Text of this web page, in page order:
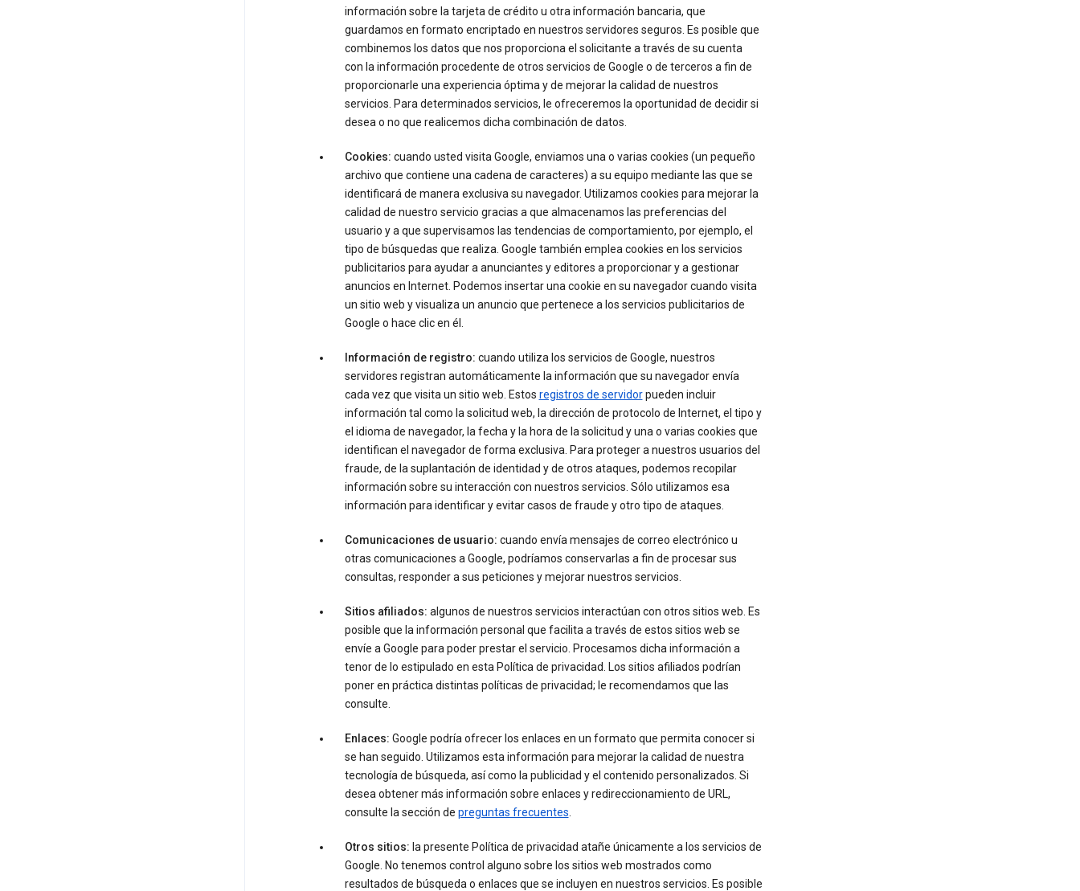
información sobre la tarjeta de crédito u otra información bancaria, que
guardamos en formato encriptado en nuestros servidores seguros. Es posible que
combinemos los datos que nos proporciona el solicitante a través de su cuenta
con la información procedente de otros servicios de Google o de terceros a fin de
proporcionarle una experiencia óptima y de mejorar la calidad de nuestros
servicios. Para determinados servicios, le ofreceremos la oportunidad de decidir si
desea o no que realicemos dicha combinación de datos.
Cookies: cuando usted visita Google, enviamos una o varias cookies (un pequeño
archivo que contiene una cadena de caracteres) a su equipo mediante las que se
identificará de manera exclusiva su navegador. Utilizamos cookies para mejorar la
calidad de nuestro servicio gracias a que almacenamos las preferencias del
usuario y a que supervisamos las tendencias de comportamiento, por ejemplo, el
tipo de búsquedas que realiza. Google también emplea cookies en los servicios
publicitarios para ayudar a anunciantes y editores a proporcionar y a gestionar
anuncios en Internet. Podemos insertar una cookie en su navegador cuando visita
un sitio web y visualiza un anuncio que pertenece a los servicios publicitarios de
Google o hace clic en él.
Información de registro: cuando utiliza los servicios de Google, nuestros
servidores registran automáticamente la información que su navegador envía
cada vez que visita un sitio web. Estos registros de servidorpueden incluir
información tal como la solicitud web, la dirección de protocolo de Internet, el tipo y
el idioma de navegador, la fecha y la hora de la solicitud y una o varias cookies que
identifican el navegador de forma exclusiva. Para proteger a nuestros usuarios del
fraude, de la suplantación de identidad y de otros ataques, podemos recopilar
información sobre su interacción con nuestros servicios. Sólo utilizamos esa
información para identificar y evitar casos de fraude y otro tipo de ataques.
Comunicaciones de usuario: cuando envía mensajes de correo electrónico u
otras comunicaciones a Google, podríamos conservarlas a fin de procesar sus
consultas, responder a sus peticiones y mejorar nuestros servicios.
Sitios afiliados: algunos de nuestros servicios interactúan con otros sitios web. Es
posible que la información personal que facilita a través de estos sitios web se
envíe a Google para poder prestar el servicio. Procesamos dicha información a
tenor de lo estipulado en esta Política de privacidad. Los sitios afiliados podrían
poner en práctica distintas políticas de privacidad; le recomendamos que las
consulte.
Enlaces: Google podría ofrecer los enlaces en un formato que permita conocer si
se han seguido. Utilizamos esta información para mejorar la calidad de nuestra
tecnología de búsqueda, así como la publicidad y el contenido personalizados. Si
desea obtener más información sobre enlaces y redireccionamiento de URL,
consulte la sección de preguntas frecuentes
Otros sitios: la presente Política de privacidad atañe únicamente a los servicios de
Google. No tenemos control alguno sobre los sitios web mostrados como
resultados de búsqueda o enlaces que se incluyen en nuestros servicios. Es posible